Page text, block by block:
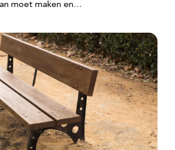
moet maken en…